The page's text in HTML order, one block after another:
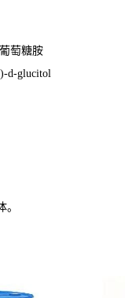
葡萄糖胺
d-glucitol